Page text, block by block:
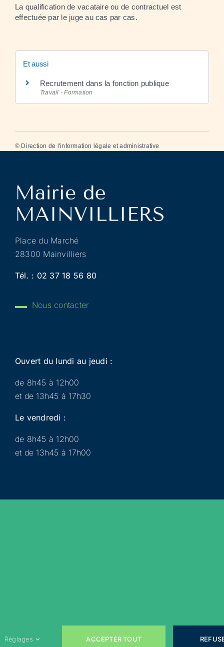
La qualification de vacataire ou de contractuel est
effectuée par le juge au cas par cas.
Et aussi
Recrutement dans la fonction publique
Travail - Formation
© Direction de l'information légale et administrative
Place du Marché
28300 Mainvilliers
Tél. : 02 37 18 56 80
Nous contacter
Ouvert du lundi au jeudi :
de 8h45 à 12h00
et de 13h45 à 17h30
Le vendredi :
de 8h45 à 12h00
et de 13h45 à 17h00
Réglages ACCEPTER TOUT